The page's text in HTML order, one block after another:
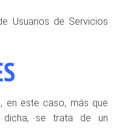
Usuarios de Servicios
en este caso, más que
dicha, se trata de un